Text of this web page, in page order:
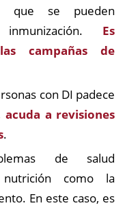
que se pueden
Es
campañas de
con DI padece
acuda a revisiones
.
de salud
como la
En este caso, es